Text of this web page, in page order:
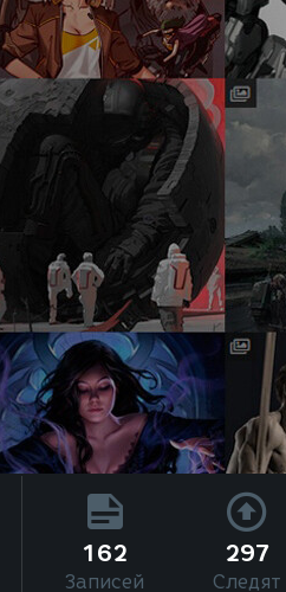
162
Записей
297
Следят